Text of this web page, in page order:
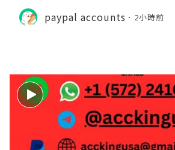
paypal accounts 2小時前